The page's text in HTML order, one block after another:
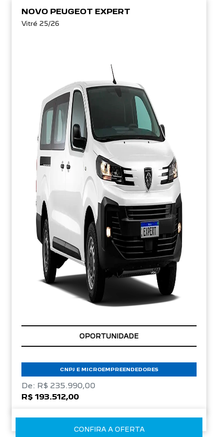
NOVO PEUGEOT EXPERT
Vitré 25/26
OPORTUNIDADE
CNPJ E MICROEMPREENDEDORES
De: R$ 235.990,00
R$ 193.512,00
CONFIRA A OFERTA